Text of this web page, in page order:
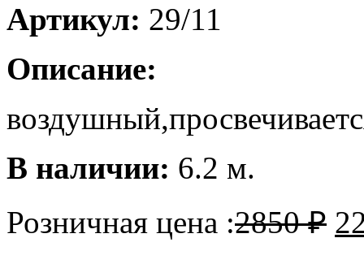
Артикул: 29/11
Описание:
В наличии: 6.2 м.
Розничная цена :2850₽